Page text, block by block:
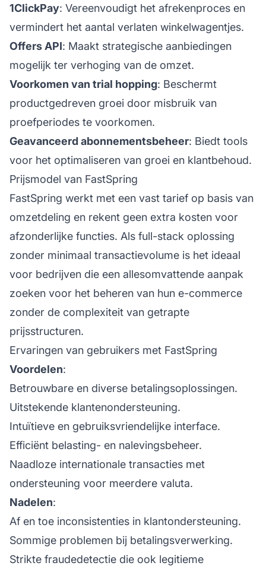
1ClickPay: Vereenvoudigt het afrekenproces en
vermindert het aantal verlaten winkelwagentjes.
Offers API: Maakt strategische aanbiedingen
mogelijk ter verhoging van de omzet.
Voorkomen van trial hopping: Beschermt
productgedreven groei door misbruik van
proefperiodes te voorkomen.
Geavanceerd abonnementsbeheer: Biedt tools
voor het optimaliseren van groei en klantbehoud.
Prijsmodel van FastSpring
FastSpring werkt met een vast tarief op basis van
omzetdeling en rekent geen extra kosten voor
afzonderlijke functies. Als full-stack oplossing
zonder minimaal transactievolume is het ideaal
voor bedrijven die een allesomvattende aanpak
zoeken voor het beheren van hun e-commerce
zonder de complexiteit van getrapte
prijsstructuren.
Ervaringen van gebruikers met FastSpring
Voordelen:
Betrouwbare en diverse betalingsoplossingen.
Uitstekende klantenondersteuning.
Intuïtieve en gebruiksvriendelijke interface.
Efficiënt belasting- en nalevingsbeheer.
Naadloze internationale transacties met
ondersteuning voor meerdere valuta.
Nadelen:
Af en toe inconsistenties in klantondersteuning.
Sommige problemen bij betalingsverwerking.
Strikte fraudedetectie die ook legitieme